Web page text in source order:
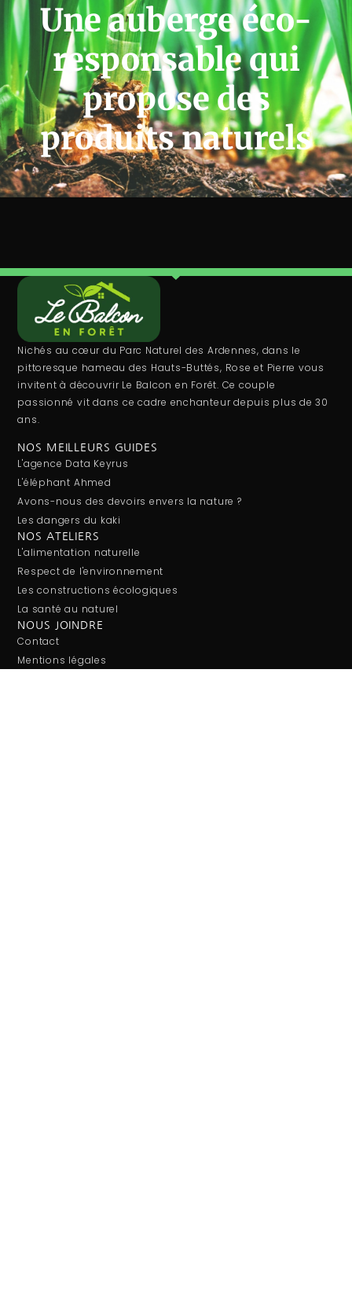
Une auberge éco-
responsable qui
propose des
produits naturels
Nichés au cœur du Parc Naturel des Ardennes, dans le
pittoresque hameau des Hauts-Buttés, Rose et Pierre vous
invitent à découvrir Le Balcon en Forêt. Ce couple
passionné vit dans ce cadre enchanteur depuis plus de 30
ans.
NOS MEILLEURS GUIDES
L'agence Data Keyrus
L'éléphant Ahmed
Avons-nous des devoirs envers la nature ?
Les dangers du kaki
NOS ATELIERS
L'alimentation naturelle
Respect de l'environnement
Les constructions écologiques
La santé au naturel
NOUS JOINDRE
Contact
Mentions légales